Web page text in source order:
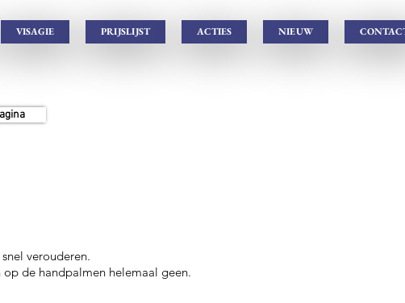
VISAGIE PRIJSLIJST ACTIES NIEUW
verouderen.
de handpalmen helemaal geen.